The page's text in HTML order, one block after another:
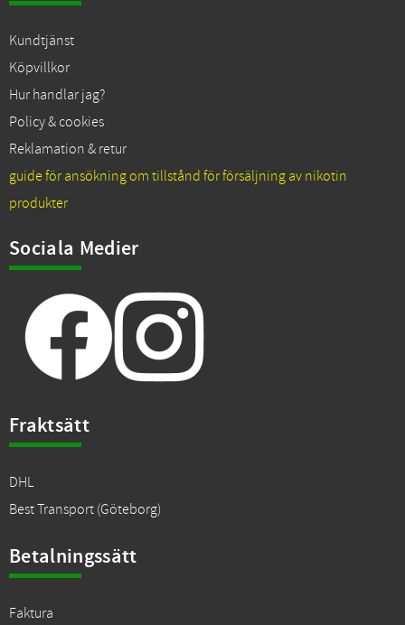
Kundtjänst
Köpvillkor
Hur handlar jag?
Policy & cookies
Reklamation & retur
guide för ansökning om tillstånd för försäljning av nikotin
produkter
Sociala Medier
Fraktsätt
DHL
Best Transport (Göteborg)
Betalningssätt
Faktura